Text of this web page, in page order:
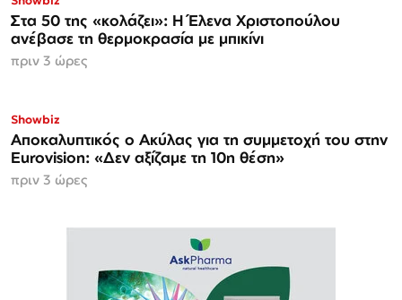
Στα 50 της «κολάζει»: Η Έλενα Χριστοπούλου
ανέβασε τη θερμοκρασία με μπικίνι
πριν 3 ώρες
Showbiz
Αποκαλυπτικός ο Ακύλας για τη συμμετοχή του στην
Eurovision: «Δεν αξίζαμε τη 10η θέση»
πριν 3 ώρες